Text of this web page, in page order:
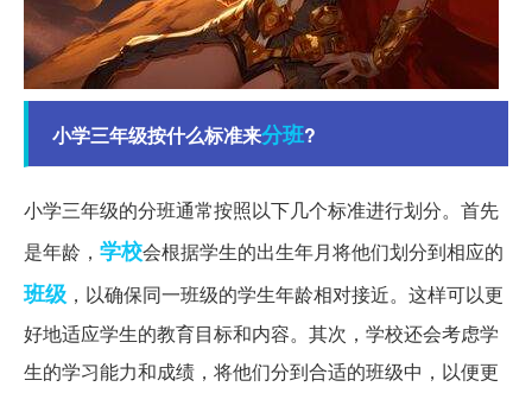
小学三年级按什么标准来分班?
小学三年级的分班通常按照以下几个标准进行划分。首先
是年龄， 学校会根据学生的出生年月将他们划分到相应的
班级 ，以确保同一班级的学生年龄相对接近。这样可以更
好地适应学生的教育目标和内容。其次，学校还会考虑学
生的学习能力和成绩，将他们分到合适的班级中，以便更